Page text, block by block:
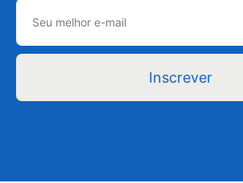
Inscrever